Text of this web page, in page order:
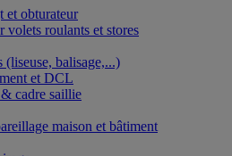
et obturateur
volets roulants et stores
balisage,...)
et DCL
cadre saillie
maison et bâtiment